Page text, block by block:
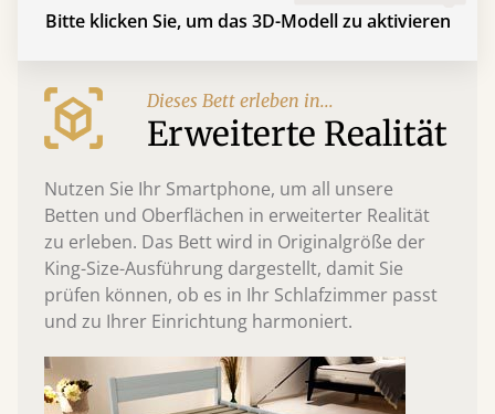
Bitte klicken Sie, um das 3D-Modell zu aktivieren
Dieses Bett erleben in...
Erweiterte Realität
Nutzen Sie Ihr Smartphone, um all unsere
Betten und Oberflächen in erweiterter Realität
zu erleben. Das Bett wird in Originalgröße der
King-Size-Ausführung dargestellt, damit Sie
prüfen können, ob es in Ihr Schlafzimmer passt
und zu Ihrer Einrichtung harmoniert.